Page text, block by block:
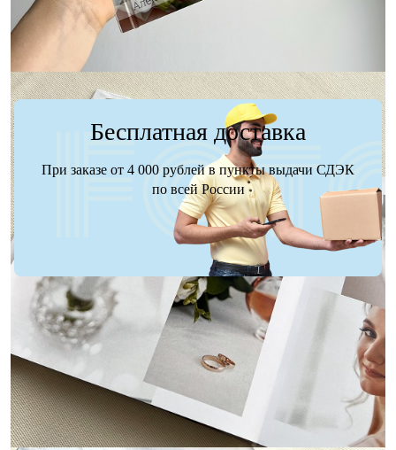
Бесплатная доставка
При заказе от 4 000 рублей в пункты выдачи СДЭК
по всей России
Как оплатить заказ?